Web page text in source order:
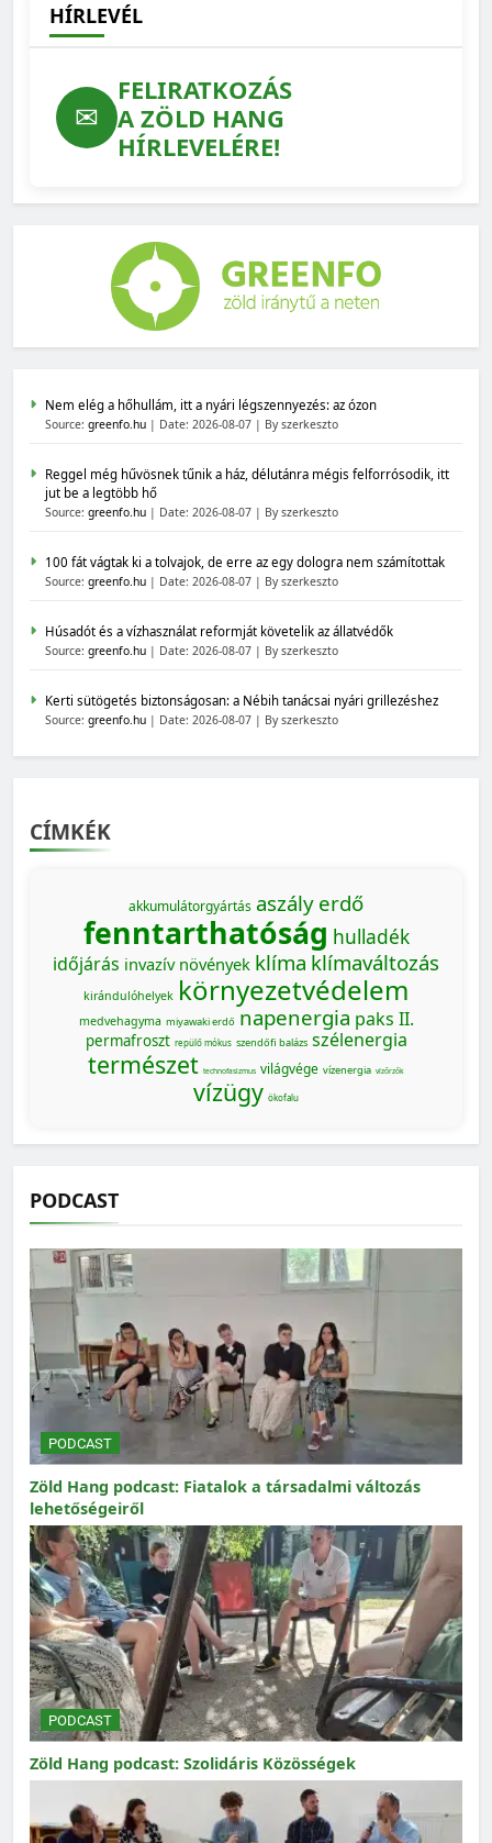
HÍRLEVÉL
✉
FELIRATKOZÁS
A ZÖLD HANG
HÍRLEVELÉRE!
Nem elég a hőhullám, itt a nyári légszennyezés: az ózon
Source: greenfo.hu Date: 2026-08-07 By szerkeszto
Reggel még hűvösnek tűnik a ház, délutánra mégis felforrósodik, itt
jut be a legtöbb hő
Source: greenfo.hu Date: 2026-08-07 By szerkeszto
100 fát vágtak ki a tolvajok, de erre az egy dologra nem számítottak
Source: greenfo.hu Date: 2026-08-07 By szerkeszto
Húsadót és a vízhasználat reformját követelik az állatvédők
Source: greenfo.hu Date: 2026-08-07 By szerkeszto
Kerti sütögetés biztonságosan: a Nébih tanácsai nyári grillezéshez
Source: greenfo.hu Date: 2026-08-07 By szerkeszto
CÍMKÉK
akkumulátorgyártás aszály erdő
fenntarthatóság hulladék
időjárás invazív növények klíma klímaváltozás
kirándulóhelyek környezetvédelem
medvehagyma miyawaki erdő napenergia paks II.
permafroszt repülő mókus szendőfi balázs szélenergia
természet technofasizmus világvége vízenergia vízőrzők
vízügy ökofalu
PODCAST
PODCAST
Zöld Hang podcast: Fiatalok a társadalmi változás
lehetőségeiről
PODCAST
Zöld Hang podcast: Szolidáris Közösségek